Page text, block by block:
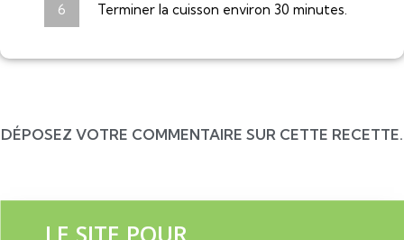
Terminer la cuisson environ 30 minutes.
DÉPOSEZ VOTRE COMMENTAIRE SUR CETTE RECETTE.
LE SITE POUR